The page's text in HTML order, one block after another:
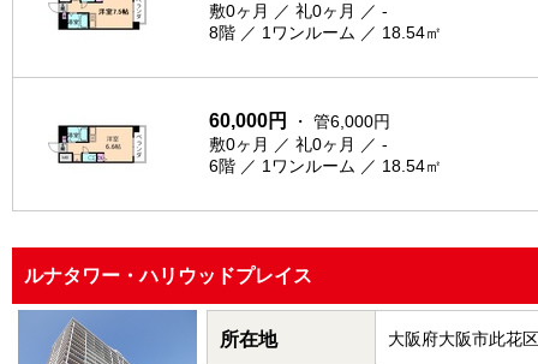
敷0ヶ月 ／ 礼0ヶ月 ／ -
8階 ／ 1ワンルーム ／ 18.54㎡
60,000円
・ 管6,000円
敷0ヶ月 ／ 礼0ヶ月 ／ -
6階 ／ 1ワンルーム ／ 18.54㎡
ルナタワー・ハリウッドプレイス
所在地 大阪府大阪市此花